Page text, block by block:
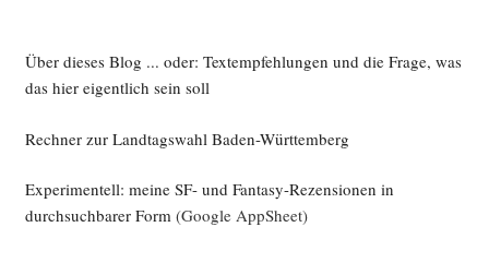
Über dieses Blog ... oder: Textempfehlungen und die Frage, was
das hier eigentlich sein soll
Rechner zur Landtagswahl Baden-Württemberg
Experimentell: meine SF- und Fantasy-Rezensionen in
durchsuchbarer Form(Google AppSheet)